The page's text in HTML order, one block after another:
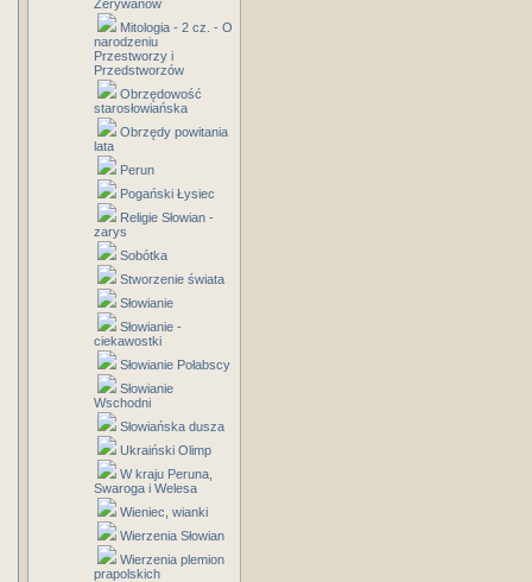
Zerywanów
Mitologia - 2 cz. - O
narodzeniu
Przestworzy i
Przedstworzów
Obrzędowość
starosłowiańska
Obrzędy powitania
lata
Perun
Pogański Łysiec
Religie Słowian -
zarys
Sobótka
Stworzenie świata
Słowianie
Słowianie -
ciekawostki
Słowianie Połabscy
Słowianie
Wschodni
Słowiańska dusza
Ukraiński Olimp
W kraju Peruna,
Swaroga i Welesa
Wieniec, wianki
Wierzenia Słowian
Wierzenia plemion
prapolskich